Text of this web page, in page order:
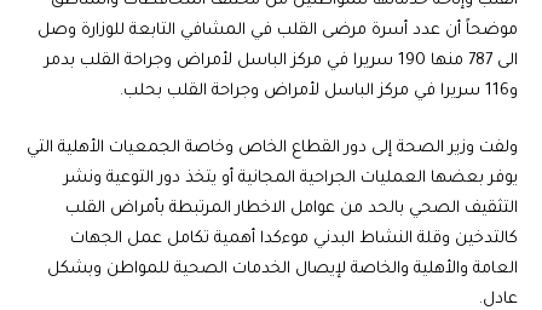
موضحاً أن عدد أسرة مرضى القلب في المشافي التابعة للوزارة وصل
الى 787 منها 190 سريرا في مركز الباسل لأمراض وجراحة القلب بدمر
و116 سريرا في مركز الباسل لأمراض وجراحة القلب بحلب.
ولفت وزير الصحة إلى دور القطاع الخاص وخاصة الجمعيات الأهلية التي
يوفر بعضها العمليات الجراحية المجانية أو يتخذ دور التوعية ونشر
التثقيف الصحي بالحد من عوامل الاخطار المرتبطة بأمراض القلب
كالتدخين وقلة النشاط البدني موءكدا أهمية تكامل عمل الجهات
العامة والأهلية والخاصة لإيصال الخدمات الصحية للمواطن وبشكل
عادل.